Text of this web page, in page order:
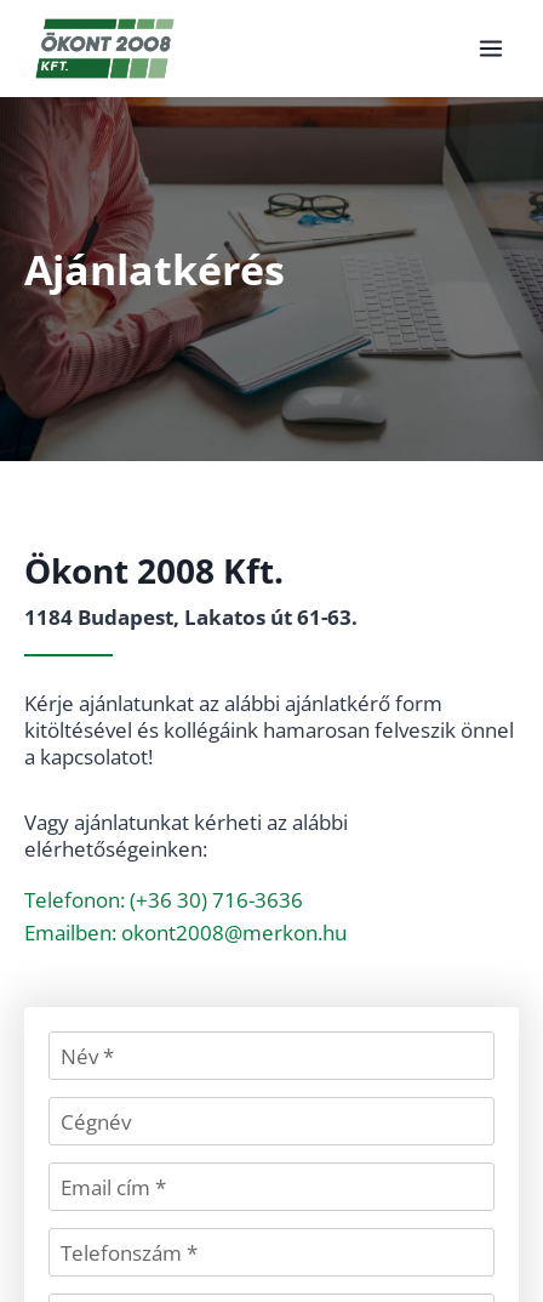
Ajánlatkérés
Ökont 2008 Kft.
1184 Budapest, Lakatos út 61-63.
Kérje ajánlatunkat az alábbi ajánlatkérő form
kitöltésével és kollégáink hamarosan felveszik önnel
a kapcsolatot!
Vagy ajánlatunkat kérheti az alábbi
elérhetőségeinken:
Telefonon: (+36 30) 716-3636
Emailben: okont2008@merkon.hu